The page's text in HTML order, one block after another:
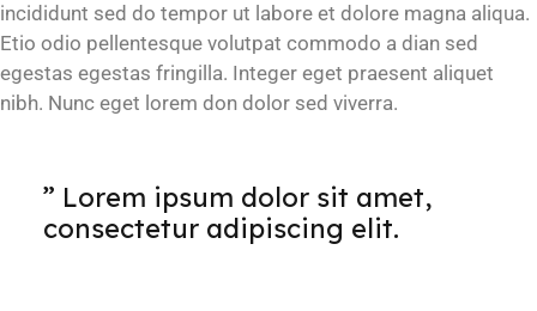
incididunt sed do tempor ut labore et dolore magna aliqua.
Etio odio pellentesque volutpat commodo a dian sed
egestas egestas fringilla. Integer eget praesent aliquet
nibh. Nunc eget lorem don dolor sed viverra.
” Lorem ipsum dolor sit amet,
consectetur adipiscing elit.